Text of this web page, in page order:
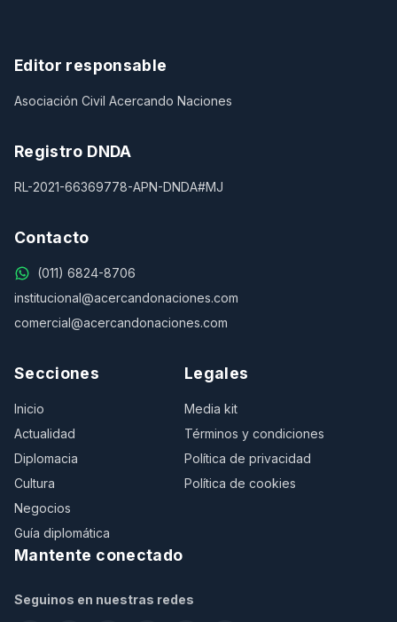
Editor responsable
Asociación Civil Acercando Naciones
Registro DNDA
RL-2021-66369778-APN-DNDA#MJ
Contacto
(011) 6824-8706
institucional@acercandonaciones.com
comercial@acercandonaciones.com
Secciones
Inicio
Actualidad
Diplomacia
Cultura
Negocios
Guía diplomática
Legales
Media kit
Términos y condiciones
Política de privacidad
Política de cookies
Mantente conectado
Seguinos en nuestras redes